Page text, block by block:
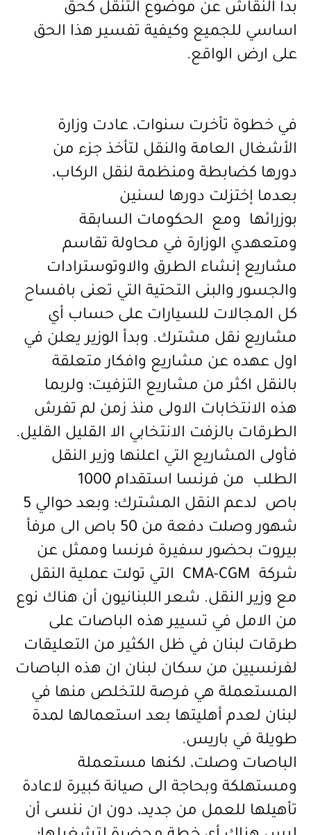
بدأ النقاش عن موضوع التنقل كحق
اساسي للجميع وكيفية تفسير هذا الحق
على ارض الواقع.
في خطوة تأخرت سنوات، عادت وزارة
الأشغال العامة والنقل لتأخذ جزء من
دورها كضابطة ومنظمة لنقل الركاب،
بعدما إختزلت دورها لسنين
بوزرائها ومع الحكومات السابقة
ومتعهدي الوزارة في محاولة تقاسم
مشاريع إنشاء الطرق والاوتوسترادات
والجسور والبنى التحتية التي تعنى بافساح
كل المجالات للسيارات على حساب أي
مشاريع نقل مشترك. وبدأ الوزير يعلن في
اول عهده عن مشاريع وافكار متعلقة
بالنقل اكثر من مشاريع التزفيت؛ ولربما
هذه الانتخابات الاولى منذ زمن لم تفرش
الطرقات بالزفت الانتخابي الا القليل القليل.
فأولى المشاريع التي اعلنها وزير النقل
الطلب من فرنسا استقدام 1000
باص لدعم النقل المشترك؛ وبعد حوالي 5
شهور وصلت دفعة من 50 باص الى مرفأ
بيروت بحضور سفيرة فرنسا وممثل عن
شركة CMA-CGM التي تولت عملية النقل
مع وزير النقل. شعر اللبنانيون أن هناك نوع
من الامل في تسيير هذه الباصات على
طرقات لبنان في ظل الكثير من التعليقات
لفرنسيين من سكان لبنان ان هذه الباصات
المستعملة هي فرصة للتخلص منها في
لبنان لعدم أهليتها بعد استعمالها لمدة
طويلة في باريس.
الباصات وصلت، لكنها مستعملة
ومستهلكة وبحاجة الى صيانة كبيرة لاعادة
تأهيلها للعمل من جديد، دون ان ننسى أن